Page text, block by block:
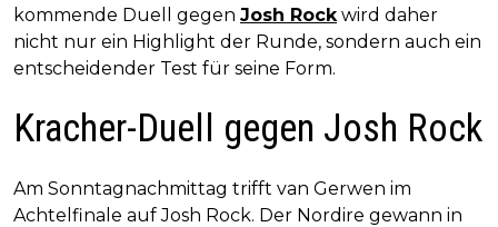
kommende Duell gegen Josh Rock wird daher
nicht nur ein Highlight der Runde, sondern auch ein
entscheidender Test für seine Form.
Kracher-Duell gegen Josh Rock
Am Sonntagnachmittag trifft van Gerwen im
Achtelfinale auf Josh Rock. Der Nordire gewann in